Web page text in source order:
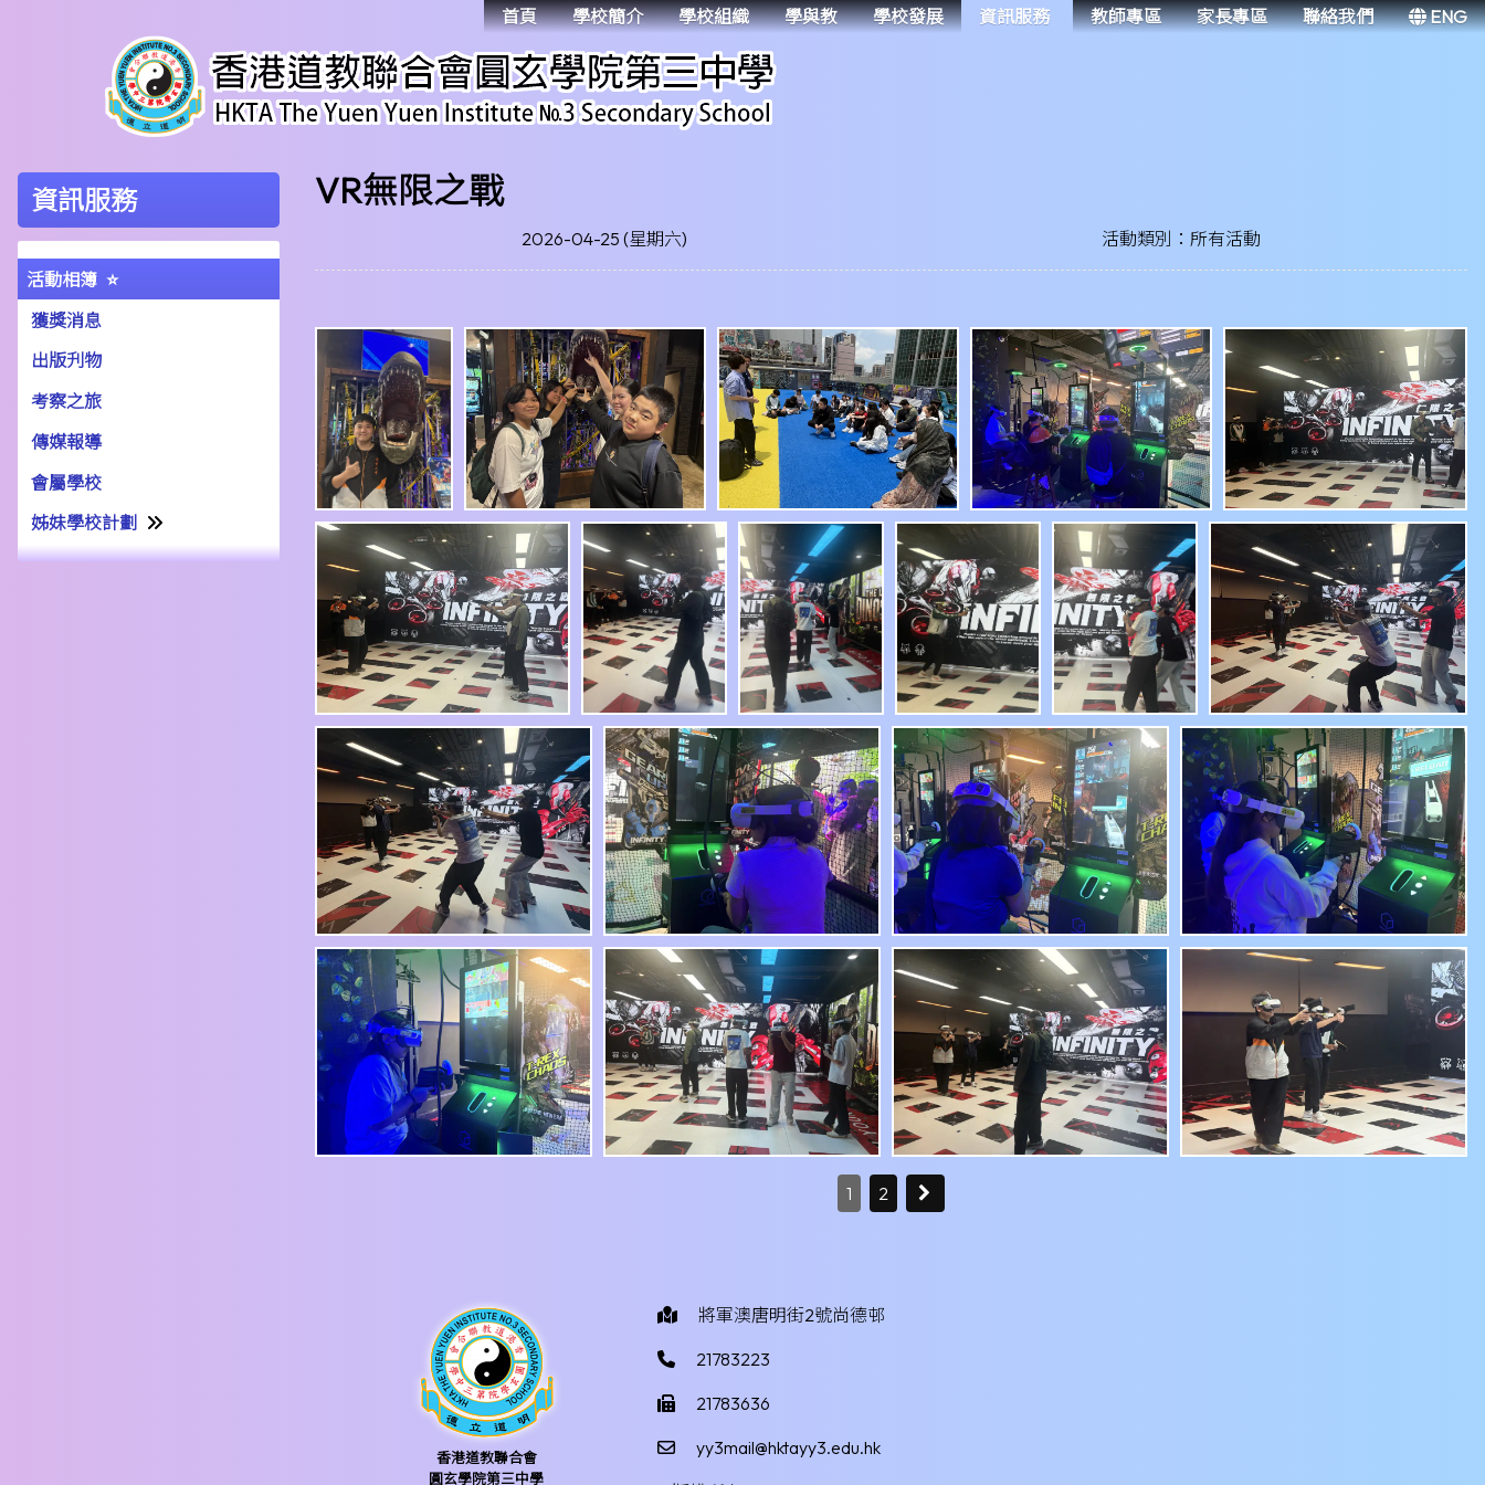
首頁 學校簡介 學校組織 學與教 學校發展 資訊服務 教師專區 家長專區 聯絡我們 ENG
資訊服務
活動相簿
獲獎消息
出版刋物
考察之旅
傳媒報導
會屬學校
姊妹學校計劃
姊妹學校交流計劃書22-23
VR無限之戰
2026-04-25 (星期六) 活動類別：所有活動
1 2
香港道教聯合會
圓玄學院第三中學
將軍澳唐明街2號尚德邨
21783223
21783636
yy3mail@hktayy3.edu.hk